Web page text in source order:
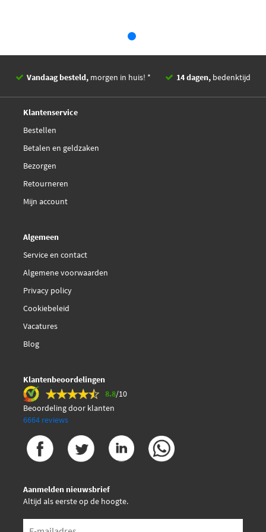
Vandaag besteld, morgen in huis! * 14 dagen, bedenktijd
Klantenservice
Bestellen
Betalen en geldzaken
Bezorgen
Retourneren
Mijn account
Algemeen
Service en contact
Algemene voorwaarden
Privacy policy
Cookiebeleid
Vacatures
Blog
Klantenbeoordelingen
8.8/10
Beoordeling door klanten
6664 reviews
Aanmelden nieuwsbrief
Altijd als eerste op de hoogte.